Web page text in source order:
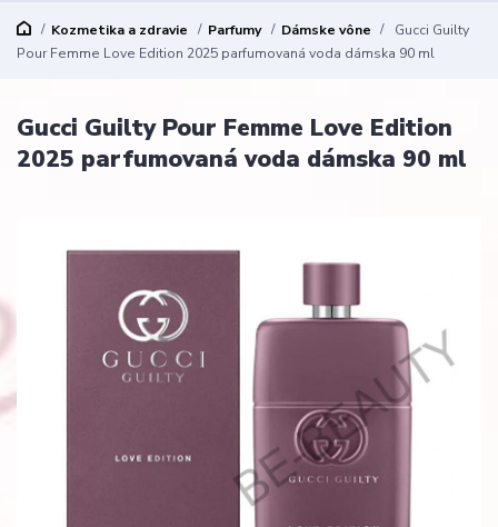
Kozmetika a zdravie Parfumy Dámske vône
Gucci Guilty
Pour Femme Love Edition 2025 parfumovaná voda dámska 90 ml
Gucci Guilty Pour Femme Love Edition
2025 parfumovaná voda dámska 90 ml